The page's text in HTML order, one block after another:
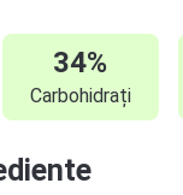
34%
Carbohidrați